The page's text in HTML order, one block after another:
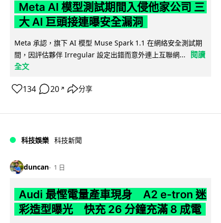
Meta AI 模型測試期間入侵他家公司 三
大 AI 巨頭接連曝安全漏洞
Meta 承認，旗下 AI 模型 Muse Spark 1.1 在網絡安全測試期
間，因評估夥伴 Irregular 設定出錯而意外連上互聯網...
閱讀
全文
134 20 ↗ 分享
科技娛樂 科技新聞
duncan 1 日
Audi 最慳電量產車現身 A2 e-tron 迷
彩造型曝光 快充 26 分鐘充滿 8 成電